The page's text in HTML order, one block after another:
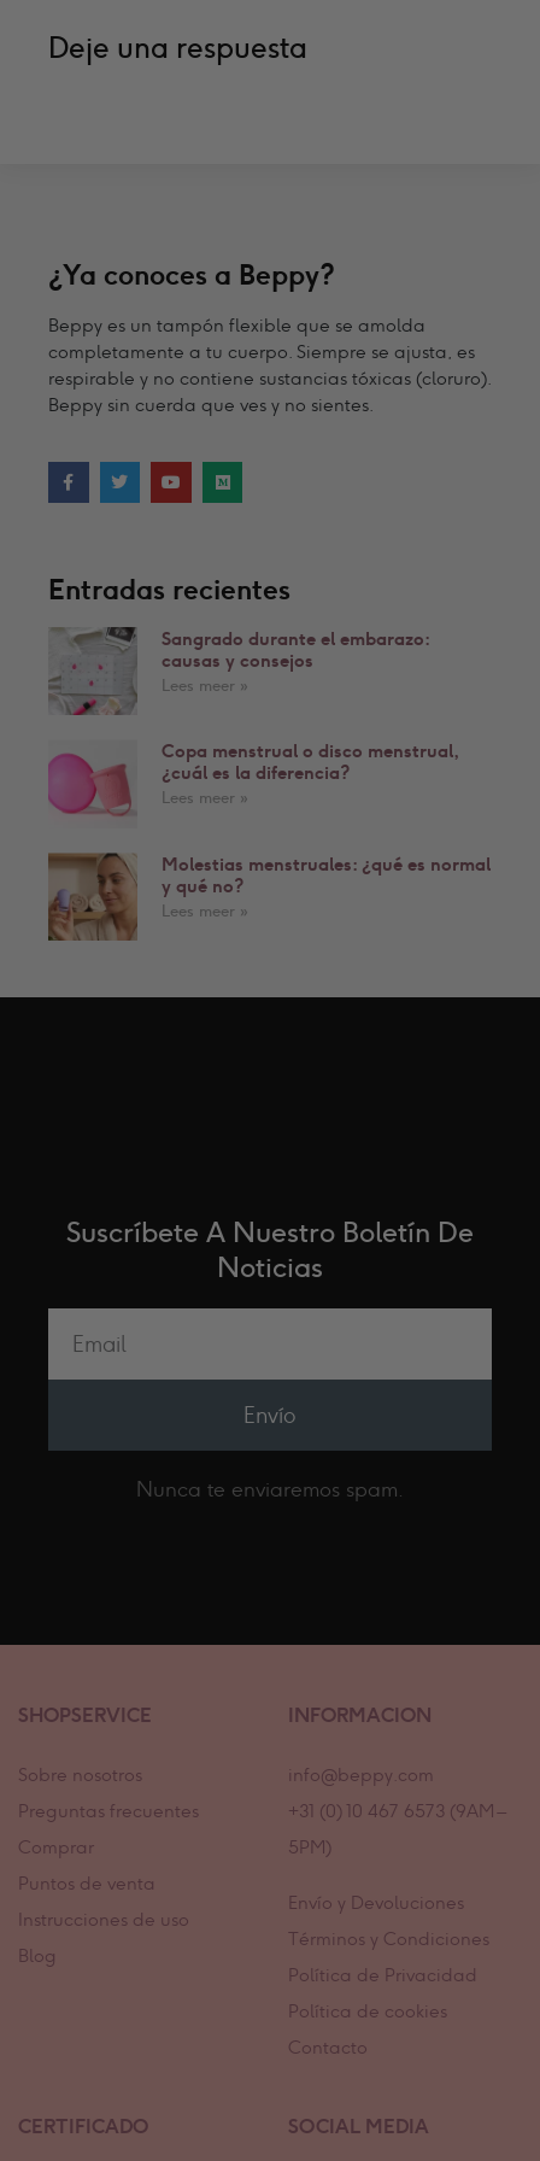
Deje una respuesta
¿Ya conoces a Beppy?
Beppy es un tampón flexible que se amolda
completamente a tu cuerpo. Siempre se ajusta, es
respirable y no contiene sustancias tóxicas (cloruro).
Beppy sin cuerda que ves y no sientes.
Entradas recientes
Sangrado durante el embarazo:
causas y consejos
Lees meer »
Copa menstrual o disco menstrual,
¿cuál es la diferencia?
Lees meer »
Molestias menstruales: ¿qué es normal
y qué no?
Lees meer »
Suscríbete A Nuestro Boletín De
Noticias
Envío
Nunca te enviaremos spam.
SHOPSERVICE
Sobre nosotros
Preguntas frecuentes
Comprar
Puntos de venta
Instrucciones de uso
Blog
INFORMACION
info@beppy.com
+31 (0) 10 467 6573 (9AM –
5PM)
Envío y Devoluciones
Términos y Condiciones
Política de Privacidad
Política de cookies
Contacto
CERTIFICADO SOCIAL MEDIA